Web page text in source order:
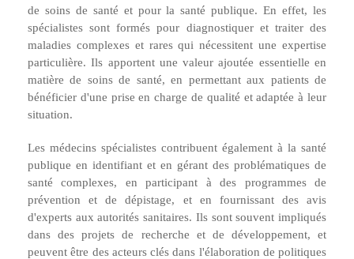
de soins de santé et pour la santé publique. En effet, les
spécialistes sont formés pour diagnostiquer et traiter des
maladies complexes et rares qui nécessitent une expertise
particulière. Ils apportent une valeur ajoutée essentielle en
matière de soins de santé, en permettant aux patients de
bénéficier d'une prise en charge de qualité et adaptée à leur
situation.
Les médecins spécialistes contribuent également à la santé
publique en identifiant et en gérant des problématiques de
santé complexes, en participant à des programmes de
prévention et de dépistage, et en fournissant des avis
d'experts aux autorités sanitaires. Ils sont souvent impliqués
dans des projets de recherche et de développement, et
peuvent être des acteurs clés dans l'élaboration de politiques